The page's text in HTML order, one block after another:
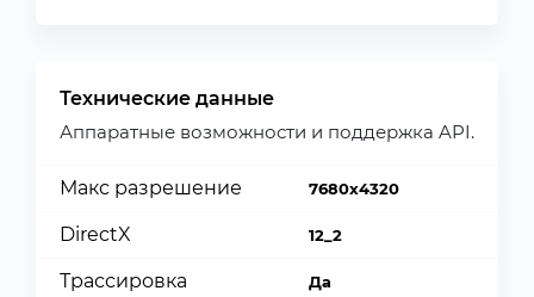
Технические данные
Аппаратные возможности и поддержка API.
Макс разрешение 7680x4320
DirectX 12_2
Трассировка Да